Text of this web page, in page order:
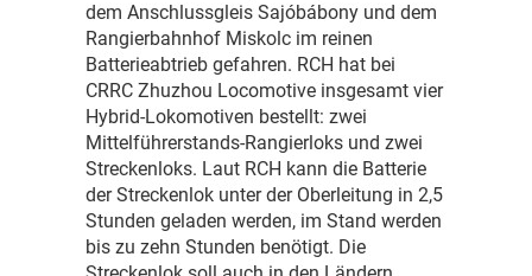
dem Anschlussgleis Sajóbábony und dem
Rangierbahnhof Miskolc im reinen
Batterieabtrieb gefahren. RCH hat bei
CRRC Zhuzhou Locomotive insgesamt vier
Hybrid-Lokomotiven bestellt: zwei
Mittelführerstands-Rangierloks und zwei
Streckenloks. Laut RCH kann die Batterie
der Streckenlok unter der Oberleitung in 2,5
Stunden geladen werden, im Stand werden
bis zu zehn Stunden benötigt. Die